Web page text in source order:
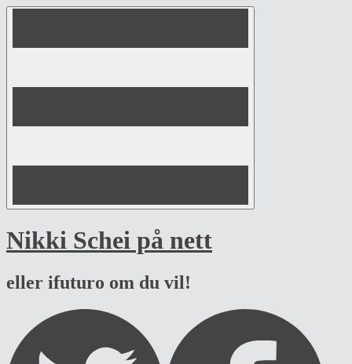
Skip
Nikki Schei på nett
eller ifuturo om du vil!